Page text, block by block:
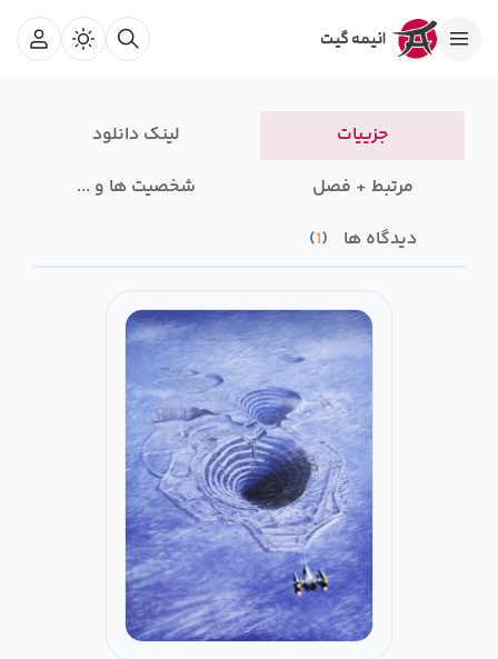
جزییات
لینک دانلود
مرتبط + فصل
شخصیت ها و ...
دیدگاه ها
1